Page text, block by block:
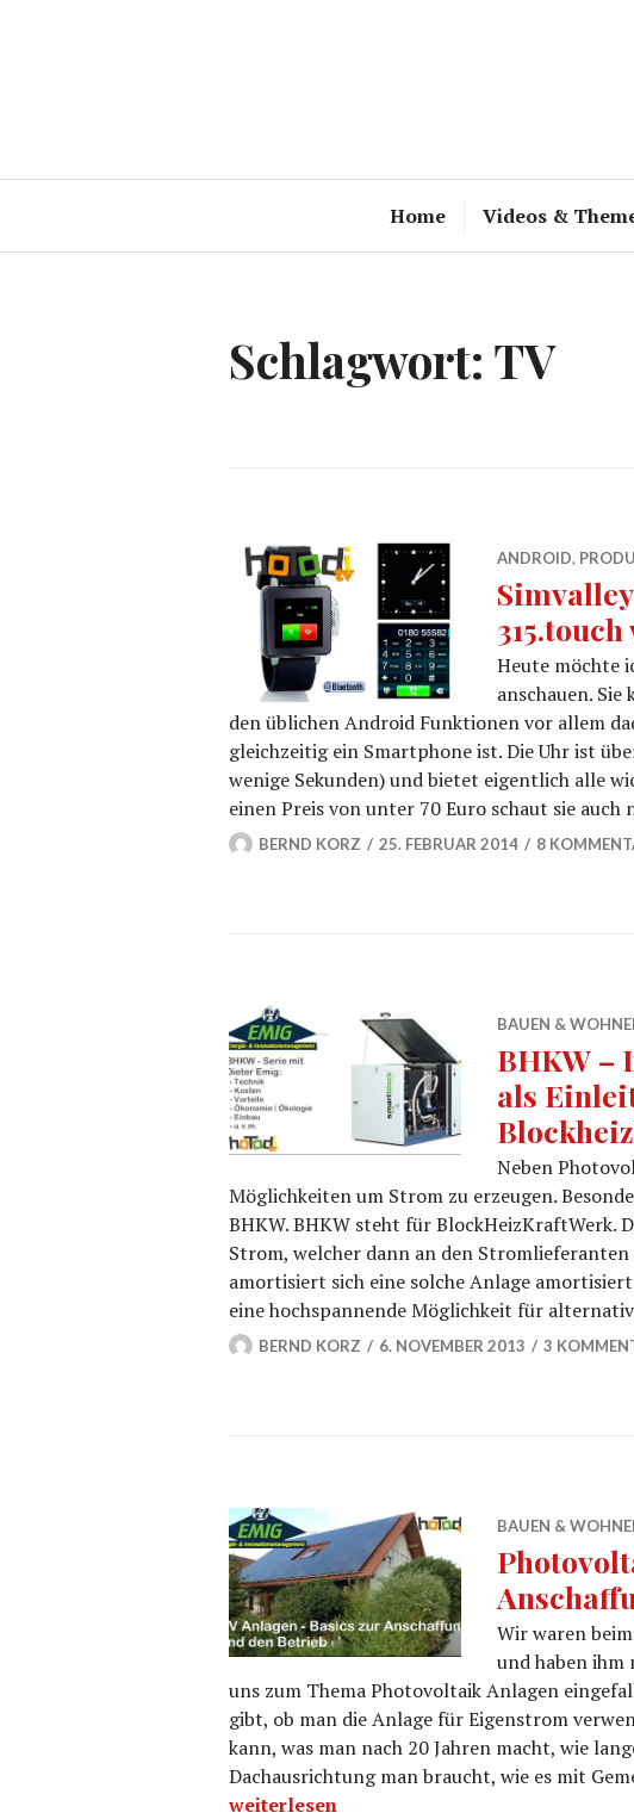
Home Videos &
Schlagwort: TV
ANDROID,
Heute möchte
anschauen.
den üblichen Android Funktionen vor allem
gleichzeitig ein Smartphone ist. Die Uhr ist
wenige Sekunden) und bietet eigentlich alle
einen Preis von unter 70 Euro schaut sie auch
BERND KORZ 25. FEBRUAR 2014 8
BAUEN &
BHKW –
als
Neben
Möglichkeiten um Strom zu erzeugen.
BHKW. BHKW steht für BlockHeizKraftWerk.
Strom, welcher dann an den
amortisiert sich eine solche Anlage
eine hochspannende Möglichkeit für
BERND KORZ 6. NOVEMBER 2013 3
BAUEN &
Wir waren
und haben ihm
uns zum Thema Photovoltaik Anlagen
gibt, ob man die Anlage für Eigenstrom
kann, was man nach 20 Jahren macht, wie
Dachausrichtung man braucht, wie es mit
Photovoltaik Anlagen Basics zur
weiterlesen